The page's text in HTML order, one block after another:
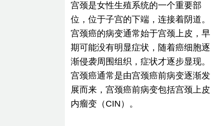
宫颈是女性生殖系统的一个重要部
位，位于子宫的下端，连接着阴道。
宫颈癌的病变通常始于宫颈上皮，早
期可能没有明显症状，随着癌细胞逐
渐侵袭周围组织，症状才逐步显现。
宫颈癌通常是由宫颈癌前病变逐渐发
展而来，宫颈癌前病变包括宫颈上皮
内瘤变（CIN）。